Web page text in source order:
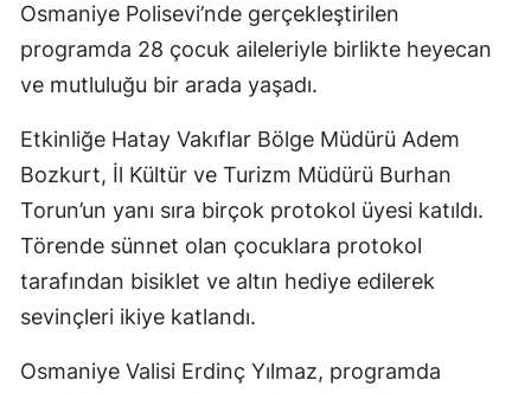
Osmaniye Polisevi’nde gerçekleştirilen
programda 28 çocuk aileleriyle birlikte heyecan
ve mutluluğu bir arada yaşadı.
Etkinliğe Hatay Vakıflar Bölge Müdürü Adem
Bozkurt, İl Kültür ve Turizm Müdürü Burhan
Torun’un yanı sıra birçok protokol üyesi katıldı.
Törende sünnet olan çocuklara protokol
tarafından bisiklet ve altın hediye edilerek
sevinçleri ikiye katlandı.
Osmaniye Valisi Erdinç Yılmaz, programda